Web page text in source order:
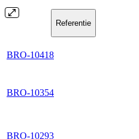
Referentie
BRO-10418
BRO-10354
BRO-10293